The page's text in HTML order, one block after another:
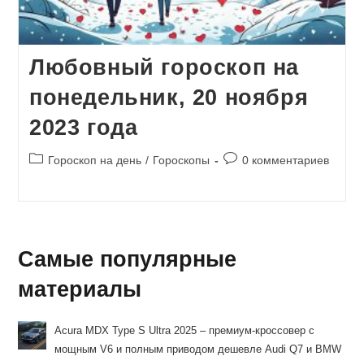
Любовный гороскоп на
понедельник, 20 ноября
2023 года
Рубрика
Гороскоп на день / Гороскопы
Комментарии
0 комментариев
Самые популярные
материалы
Acura MDX Type S Ultra 2025 – премиум-кроссовер с
мощным V6 и полным приводом дешевле Audi Q7 и BMW